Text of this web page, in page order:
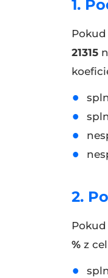
1.
21315
2.
% z